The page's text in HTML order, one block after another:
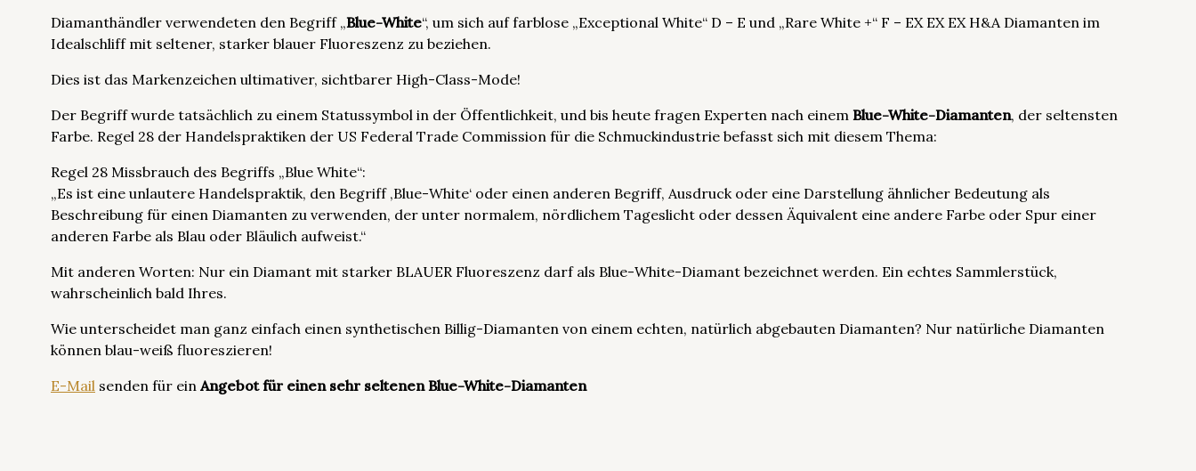
Diamanthändler verwendeten den Begriff „Blue-White“, um sich auf farblose „Exceptional White“ D – E und „Rare White +“ F – EX EX EX H&A Diamanten im
Idealschliff mit seltener, starker blauer Fluoreszenz zu beziehen.
Dies ist das Markenzeichen ultimativer, sichtbarer High-Class-Mode!
Der Begriff wurde tatsächlich zu einem Statussymbol in der Öffentlichkeit, und bis heute fragen Experten nach einem Blue-White-Diamanten, der seltensten
Farbe. Regel 28 der Handelspraktiken der US Federal Trade Commission für die Schmuckindustrie befasst sich mit diesem Thema:
Regel 28 Missbrauch des Begriffs „Blue White“:
„Es ist eine unlautere Handelspraktik, den Begriff ‚Blue-White‘ oder einen anderen Begriff, Ausdruck oder eine Darstellung ähnlicher Bedeutung als
Beschreibung für einen Diamanten zu verwenden, der unter normalem, nördlichem Tageslicht oder dessen Äquivalent eine andere Farbe oder Spur einer
anderen Farbe als Blau oder Bläulich aufweist.“
Mit anderen Worten: Nur ein Diamant mit starker BLAUER Fluoreszenz darf als Blue-White-Diamant bezeichnet werden. Ein echtes Sammlerstück,
wahrscheinlich bald Ihres.
Wie unterscheidet man ganz einfach einen synthetischen Billig-Diamanten von einem echten, natürlich abgebauten Diamanten? Nur natürliche Diamanten
können blau-weiß fluoreszieren!
E-Mail senden für ein Angebot für einen sehr seltenen Blue-White-Diamanten